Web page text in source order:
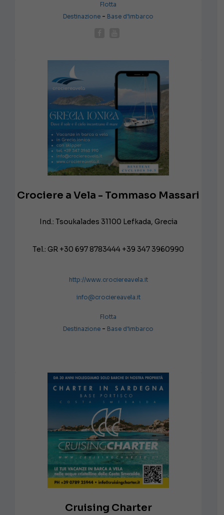
Flotta
Destinazione - Base d’imbarco
Crociere a Vela - Tommaso Massari
Ind.: Tsoukalades 31100 Lefkada, Grecia
Tel.: GR +30 697 8783444 +39 347 3960990
http://www.crociereavela.it
info@crociereavela.it
Flotta
Destinazione - Base d’imbarco
Cruising Charter